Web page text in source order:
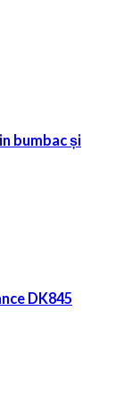
bumbac și
DK845